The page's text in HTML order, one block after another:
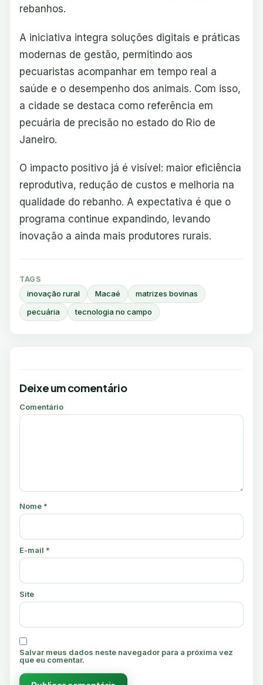
rebanhos.
A iniciativa integra soluções digitais e práticas
modernas de gestão, permitindo aos
pecuaristas acompanhar em tempo real a
saúde e o desempenho dos animais. Com isso,
a cidade se destaca como referência em
pecuária de precisão no estado do Rio de
Janeiro.
O impacto positivo já é visível: maior eficiência
reprodutiva, redução de custos e melhoria na
qualidade do rebanho. A expectativa é que o
programa continue expandindo, levando
inovação a ainda mais produtores rurais.
TAGS
inovação rural Macaé
matrizes bovinas
pecuária
tecnologia no campo
Deixe um comentário
Comentário
Nome *
E-mail *
Site
Salvar meus dados neste navegador para a próxima vez
que eu comentar.